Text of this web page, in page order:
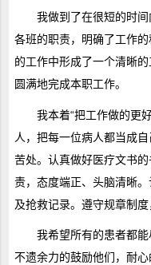
我做到了在很短的时
各班的职责，明确了工作
的工作中形成了一个清晰
圆满地完成本职工作。
我本着“把工作做的更
人，把每一位病人都当成
苦处。认真做好医疗文书
责，态度端正、头脑清晰
及抢救记录。遵守规章制度
我希望所有的患者都
不遗余力的鼓励他们，耐